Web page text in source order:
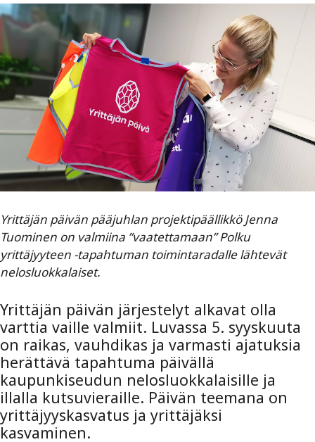
Yrittäjän päivän pääjuhlan projektipäällikkö Jenna
Tuominen on valmiina ”vaatettamaan” Polku
yrittäjyyteen -tapahtuman toimintaradalle lähtevät
nelosluokkalaiset.
Yrittäjän päivän järjestelyt alkavat olla
varttia vaille valmiit. Luvassa 5. syyskuuta
on raikas, vauhdikas ja varmasti ajatuksia
herättävä tapahtuma päivällä
kaupunkiseudun nelosluokkalaisille ja
illalla kutsuvieraille. Päivän teemana on
yrittäjyyskasvatus ja yrittäjäksi
kasvaminen.